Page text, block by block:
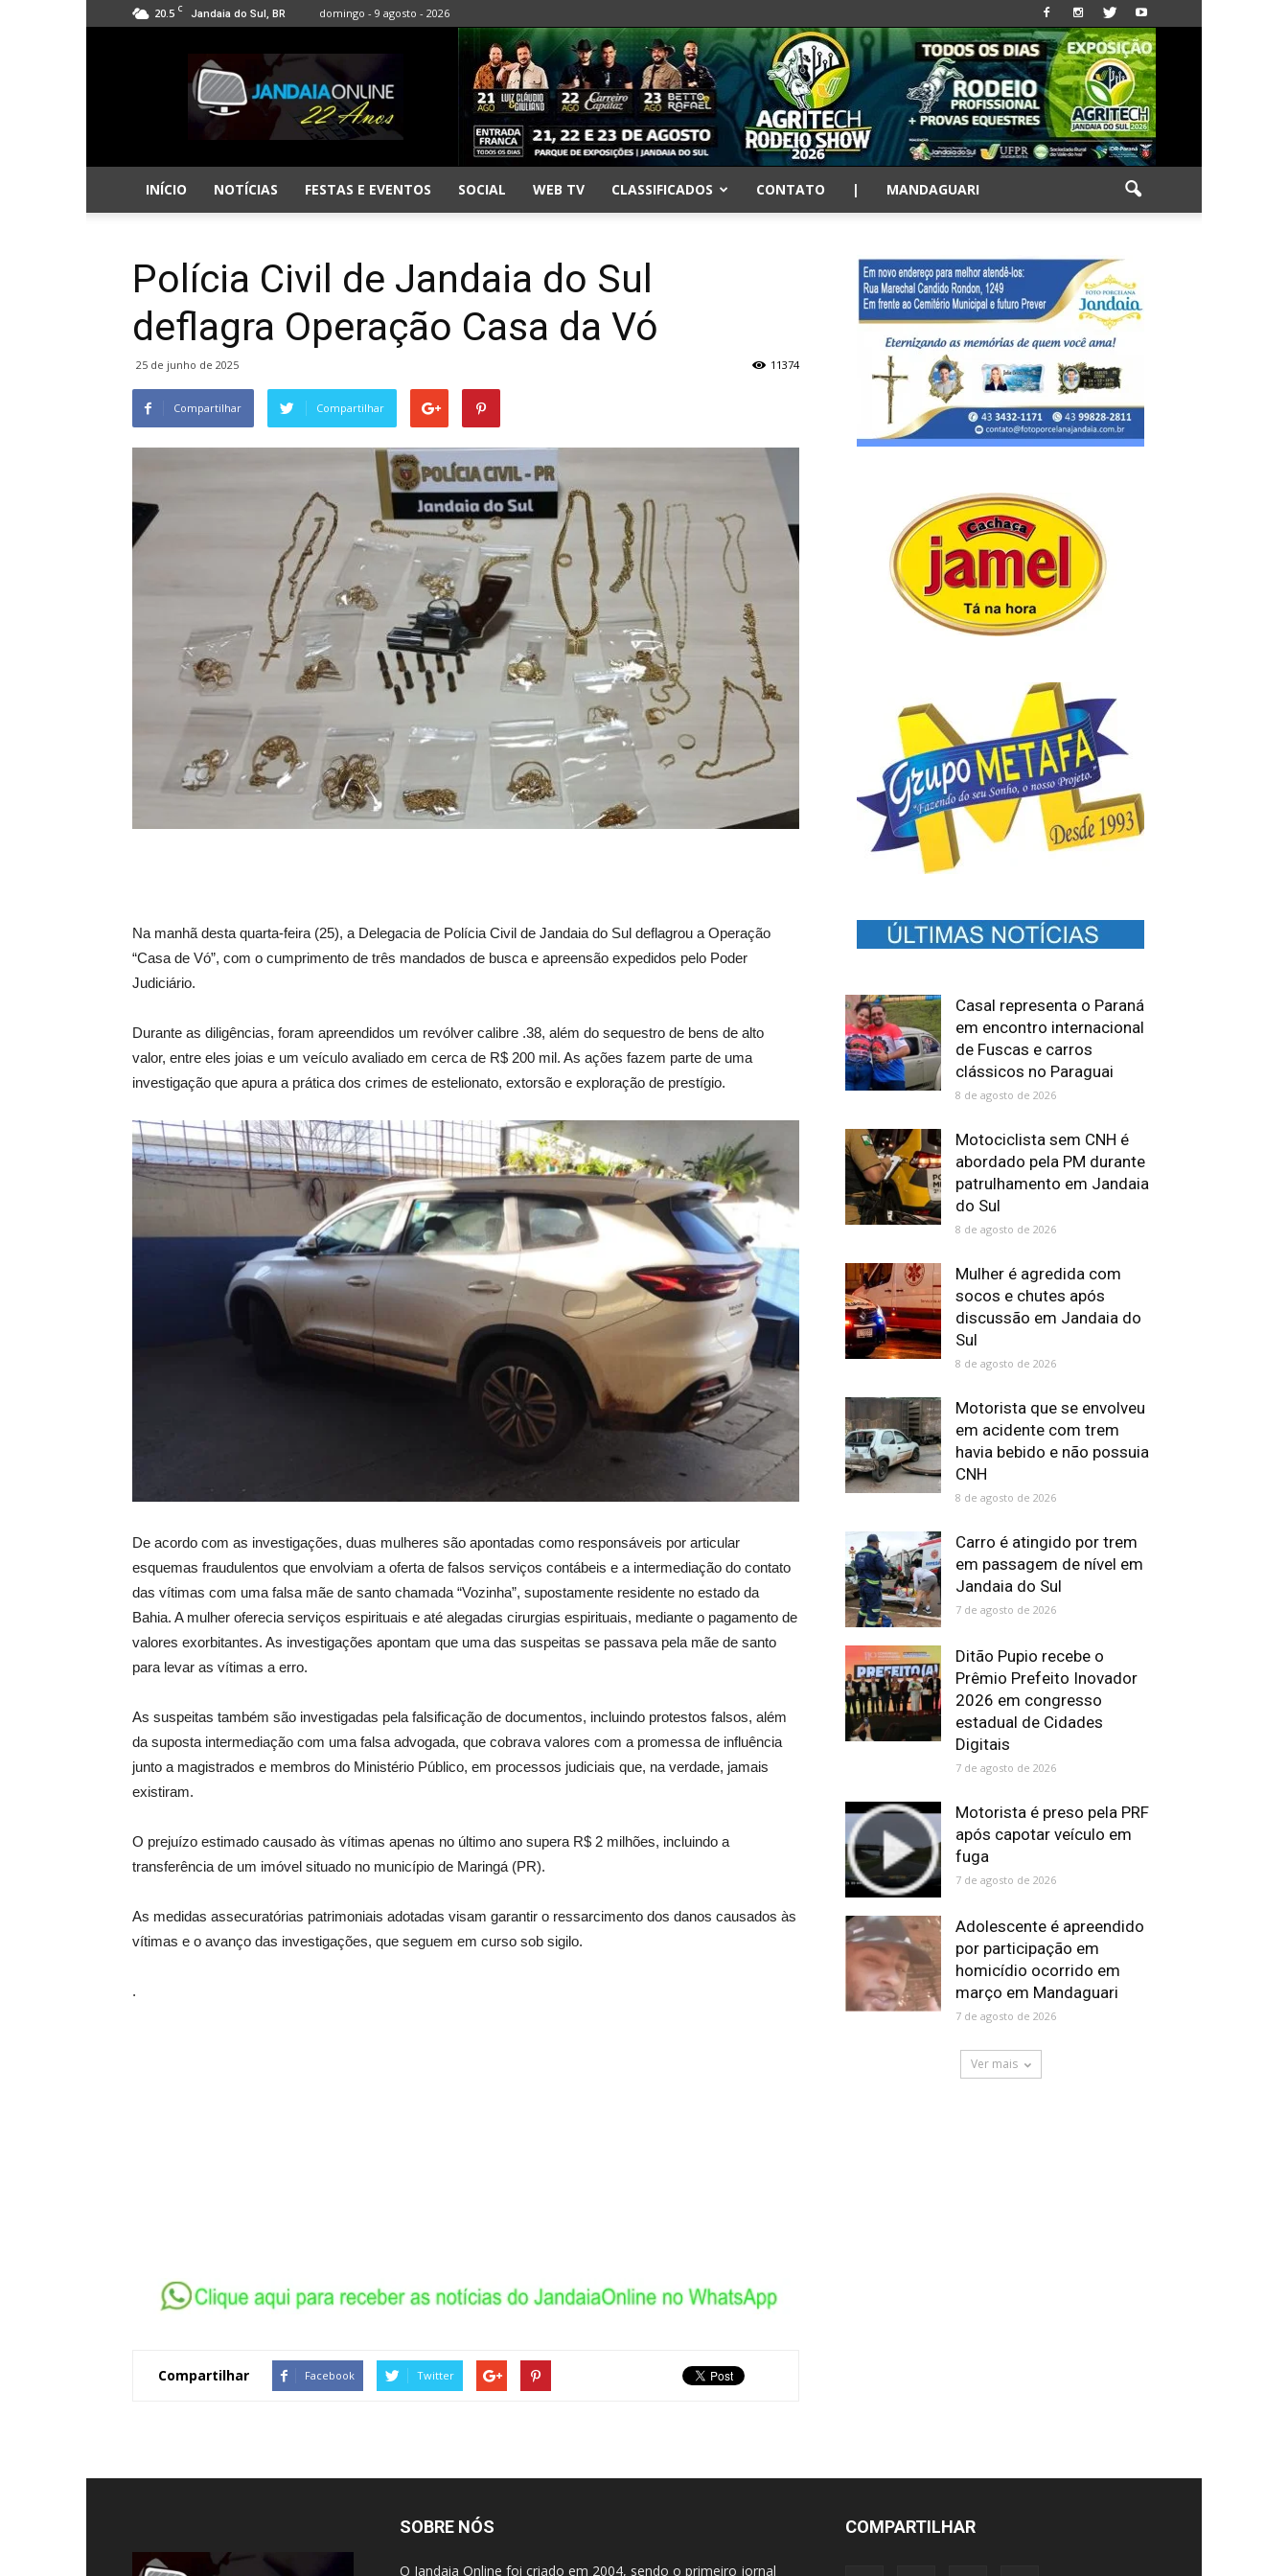
20.5 C Jandaia do Sul, BR domingo - 9 agosto - 2026
Jandaia
Online
INÍCIO NOTÍCIAS FESTAS E EVENTOS SOCIAL WEB TV CLASSIFICADOS CONTATO | MANDAGUARI
Polícia Civil de Jandaia do Sul
deflagra Operação Casa da Vó
25 de junho de 2025 11374
Compartilhar Compartilhar
Na manhã desta quarta-feira (25), a Delegacia de Polícia Civil de Jandaia do Sul deflagrou a Operação
“Casa de Vó”, com o cumprimento de três mandados de busca e apreensão expedidos pelo Poder
Judiciário.
Durante as diligências, foram apreendidos um revólver calibre .38, além do sequestro de bens de alto
valor, entre eles joias e um veículo avaliado em cerca de R$ 200 mil. As ações fazem parte de uma
investigação que apura a prática dos crimes de estelionato, extorsão e exploração de prestígio.
De acordo com as investigações, duas mulheres são apontadas como responsáveis por articular
esquemas fraudulentos que envolviam a oferta de falsos serviços contábeis e a intermediação do contato
das vítimas com uma falsa mãe de santo chamada “Vozinha”, supostamente residente no estado da
Bahia. A mulher oferecia serviços espirituais e até alegadas cirurgias espirituais, mediante o pagamento de
valores exorbitantes. As investigações apontam que uma das suspeitas se passava pela mãe de santo
para levar as vítimas a erro.
As suspeitas também são investigadas pela falsificação de documentos, incluindo protestos falsos, além
da suposta intermediação com uma falsa advogada, que cobrava valores com a promessa de influência
junto a magistrados e membros do Ministério Público, em processos judiciais que, na verdade, jamais
existiram.
O prejuízo estimado causado às vítimas apenas no último ano supera R$ 2 milhões, incluindo a
transferência de um imóvel situado no município de Maringá (PR).
As medidas assecuratórias patrimoniais adotadas visam garantir o ressarcimento dos danos causados às
vítimas e o avanço das investigações, que seguem em curso sob sigilo.
.
Compartilhar Facebook Twitter
Casal representa o Paraná
em encontro internacional
de Fuscas e carros
clássicos no Paraguai
8 de agosto de 2026
Motociclista sem CNH é
abordado pela PM durante
patrulhamento em Jandaia
do Sul
8 de agosto de 2026
Mulher é agredida com
socos e chutes após
discussão em Jandaia do
Sul
8 de agosto de 2026
Motorista que se envolveu
em acidente com trem
havia bebido e não possuia
CNH
8 de agosto de 2026
Carro é atingido por trem
em passagem de nível em
Jandaia do Sul
7 de agosto de 2026
Ditão Pupio recebe o
Prêmio Prefeito Inovador
2026 em congresso
estadual de Cidades
Digitais
7 de agosto de 2026
Motorista é preso pela PRF
após capotar veículo em
fuga
7 de agosto de 2026
Adolescente é apreendido
por participação em
homicídio ocorrido em
março em Mandaguari
7 de agosto de 2026
Ver mais
SOBRE NÓS
O Jandaia Online foi criado em 2004, sendo o primeiro jornal
COMPARTILHAR